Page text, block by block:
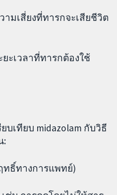
ามเสี่ยงที่ทารกจะเสียชีวิต
ะเวลาที่ทารกต้องใช้
บเทียบ midazolam กับวิธี
:
ธิ์ทางการแพทย์)